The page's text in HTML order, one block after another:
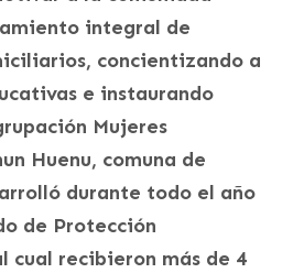
integral de
concientizando a
e instaurando
Mujeres
Huenu, comuna de
durante todo el año
de Protección
cual recibieron más de 4